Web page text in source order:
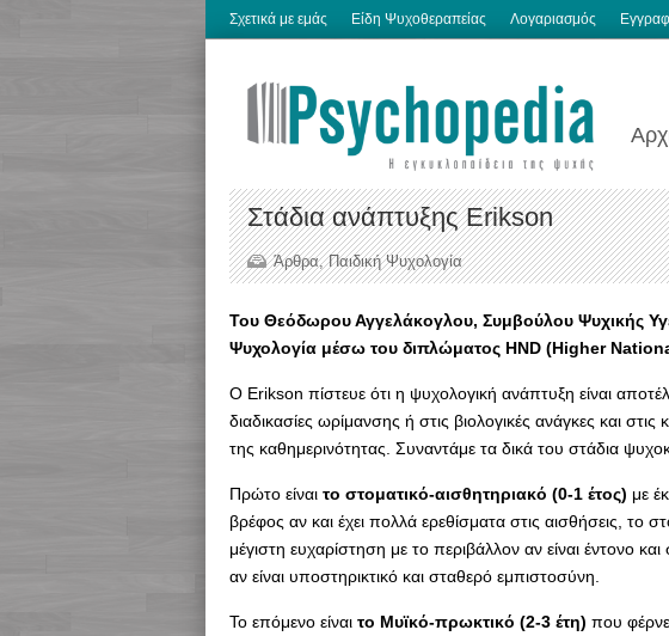
Σχετικά με εμάς Είδη Ψυχοθεραπείας Λογαριασμός
Στάδια ανάπτυξης Εrikson
Άρθρα,Παιδική Ψυχολογία
Του Θεόδωρου Αγγελάκογλου, Συμβούλου Ψυχικής
Ψυχολογία μέσω του διπλώματος HND (Higher
Ο Erikson πίστευε ότι η ψυχολογική ανάπτυξη είναι
διαδικασίες ωρίμανσης ή στις βιολογικές ανάγκες και στις
της καθημερινότητας. Συναντάμε τα δικά του στάδια
Πρώτο είναι το στοματικό-αισθητηριακό (0-1 έτος) με
βρέφος αν και έχει πολλά ερεθίσματα στις αισθήσεις, το
μέγιστη ευχαρίστηση με το περιβάλλον αν είναι έντονο
αν είναι υποστηρικτικό και σταθερό εμπιστοσύνη.
Το επόμενο είναι το Μυϊκό-πρωκτικό (2-3 έτη) που